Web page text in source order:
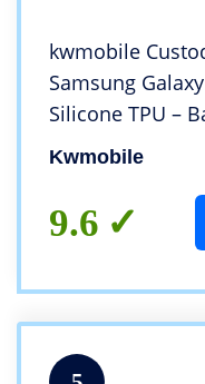
kwmobile
Samsung
Silicone TPU –
– Protezione
Kwmobile
9.6